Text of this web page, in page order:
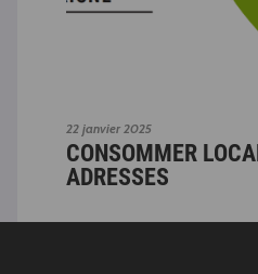
22 janvier 2025
CONSOMMER
ADRESSES